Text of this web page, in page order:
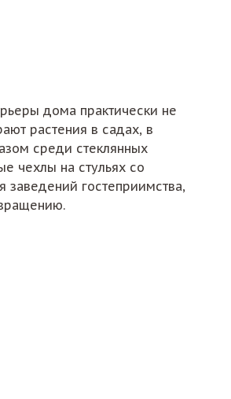
дома практически не
растения в садах, в
среди стеклянных
чехлы на стульях со
заведений гостеприимства,